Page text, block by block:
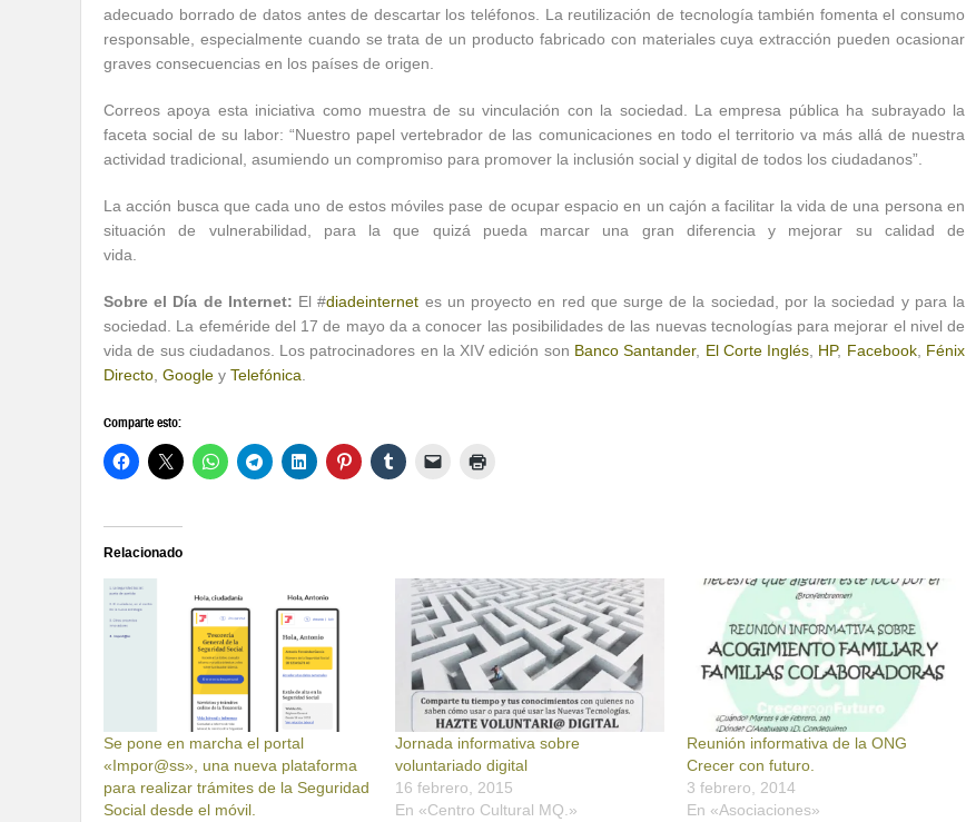
adecuado borrado de datos antes de descartar los teléfonos. La reutilización de tecnología también fomenta el consumo
responsable, especialmente cuando se trata de un producto fabricado con materiales cuya extracción pueden ocasionar
graves consecuencias en los países de origen.
Correos apoya esta iniciativa como muestra de su vinculación con la sociedad. La empresa pública ha subrayado la
faceta social de su labor: “Nuestro papel vertebrador de las comunicaciones en todo el territorio va más allá de nuestra
actividad tradicional, asumiendo un compromiso para promover la inclusión social y digital de todos los ciudadanos”.
La acción busca que cada uno de estos móviles pase de ocupar espacio en un cajón a facilitar la vida de una persona en
situación de vulnerabilidad, para la que quizá pueda marcar una gran diferencia y mejorar su calidad de
vida.
Sobre el Día de Internet: El #diadeinternet es un proyecto en red que surge de la sociedad, por la sociedad y para la
sociedad. La efeméride del 17 de mayo da a conocer las posibilidades de las nuevas tecnologías para mejorar el nivel de
vida de sus ciudadanos. Los patrocinadores en la XIV edición son Banco Santander, El Corte Inglés HP, Facebook, Fénix
Directo Google y Telefónica
Comparte esto:
Relacionado
Se pone en marcha el portal
«Impor@ss», una nueva plataforma
para realizar trámites de la Seguridad
Social desde el móvil.
Jornada informativa sobre
voluntariado digital
16 febrero, 2015
En «Centro Cultural MQ.»
Reunión informativa de la ONG
Crecer con futuro.
3 febrero, 2014
En «Asociaciones»